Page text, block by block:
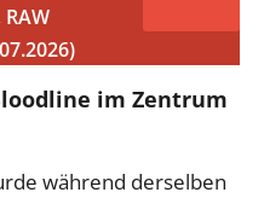
im Zentrum
während derselben